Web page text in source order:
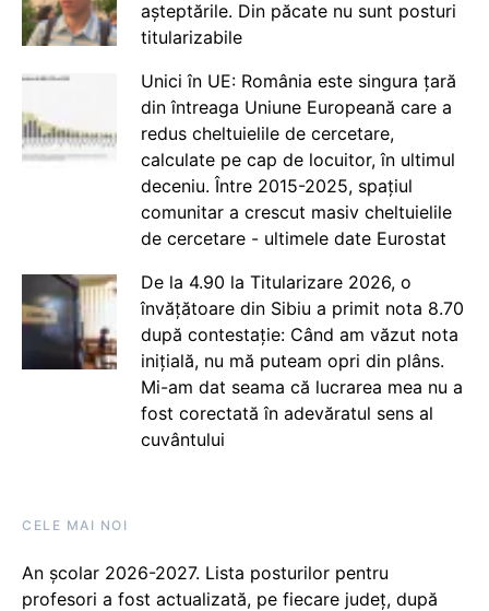
așteptările. Din păcate nu sunt posturi
titularizabile
Unici în UE: România este singura țară
din întreaga Uniune Europeană care a
redus cheltuielile de cercetare,
calculate pe cap de locuitor, în ultimul
deceniu. Între 2015-2025, spațiul
comunitar a crescut masiv cheltuielile
de cercetare - ultimele date Eurostat
De la 4.90 la Titularizare 2026, o
învățătoare din Sibiu a primit nota 8.70
după contestație: Când am văzut nota
inițială, nu mă puteam opri din plâns.
Mi-am dat seama că lucrarea mea nu a
fost corectată în adevăratul sens al
cuvântului
CELE MAI NOI
An școlar 2026-2027. Lista posturilor pentru
profesori a fost actualizată, pe fiecare județ, după